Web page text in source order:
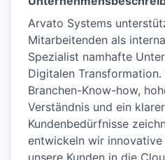
Arvato Systems
Mitarbeitenden als
Spezialist namhafte
Digitalen
Branchen-Know-how,
Verständnis und ein
Kundenbedürfnisse
entwickeln wir innovative